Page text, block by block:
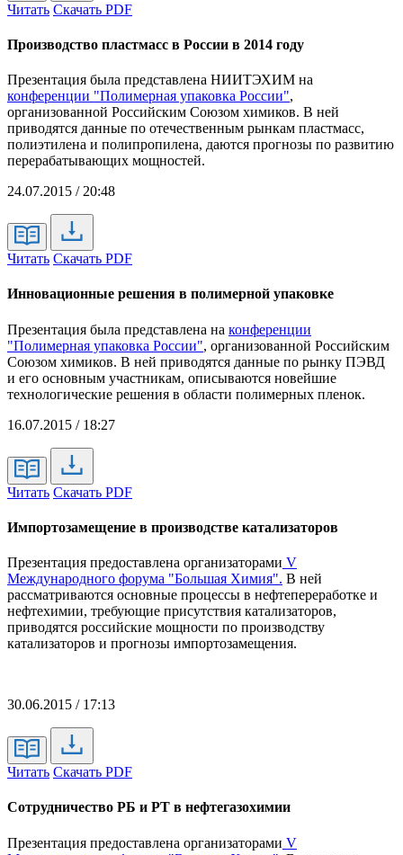
Читать Скачать PDF
Производство пластмасс в России в 2014 году
Презентация была представлена НИИТЭХИМ на
конференции "Полимерная упаковка России",
организованной Российским Союзом химиков. В ней
приводятся данные по отечественным рынкам пластмасс,
полиэтилена и полипропилена, даются прогнозы по развитию
перерабатывающих мощностей.
24.07.2015 / 20:48
Читать Скачать PDF
Инновационные решения в полимерной упаковке
Презентация была представлена на конференции
"Полимерная упаковка России", организованной Российским
Союзом химиков. В ней приводятся данные по рынку ПЭВД
и его основным участникам, описываются новейшие
технологические решения в области полимерных пленок.
16.07.2015 / 18:27
Читать Скачать PDF
Импортозамещение в производстве катализаторов
Презентация предоставлена организаторами V
Международного форума "Большая Химия". В ней
рассматриваются основные процессы в нефтепереработке и
нефтехимии, требующие присутствия катализаторов,
приводятся российские мощности по производству
катализаторов и прогнозы импортозамещения.
30.06.2015 / 17:13
Читать Скачать PDF
Сотрудничество РБ и РТ в нефтегазохимии
Презентация предоставлена организаторами V